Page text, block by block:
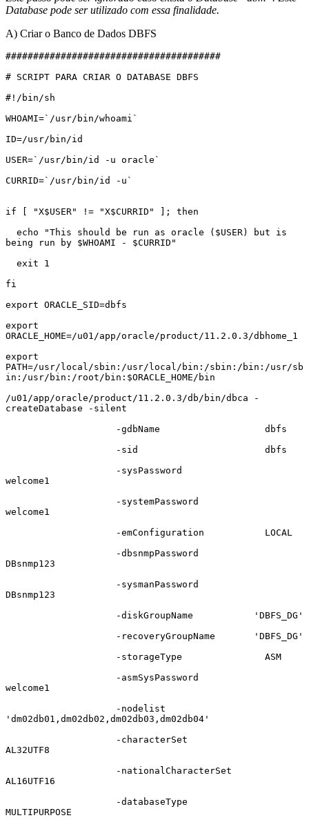
Database pode ser utilizado com essa finalidade.
A) Criar o Banco de Dados DBFS
#######################################
# SCRIPT PARA CRIAR O DATABASE DBFS
#!/bin/sh
WHOAMI=`/usr/bin/whoami`
ID=/usr/bin/id
USER=`/usr/bin/id -u oracle`
CURRID=`/usr/bin/id -u`
if [ "X$USER" != "X$CURRID" ]; then
echo "This should be run as oracle ($USER) but is
being run by $WHOAMI - $CURRID"
exit 1
fi
export ORACLE_SID=dbfs
export
ORACLE_HOME=/u01/app/oracle/product/11.2.0.3/dbhome_1
export
PATH=/usr/local/sbin:/usr/local/bin:/sbin:/bin:/usr/sb
in:/usr/bin:/root/bin:$ORACLE_HOME/bin
/u01/app/oracle/product/11.2.0.3/db/bin/dbca -
createDatabase -silent
-gdbName                   dbfs
-sid                       dbfs
-sysPassword
welcome1
-systemPassword
welcome1
-emConfiguration           LOCAL
-dbsnmpPassword
DBsnmp123
-sysmanPassword
DBsnmp123
-diskGroupName           'DBFS_DG'
-recoveryGroupName       'DBFS_DG'
-storageType               ASM
-asmSysPassword
welcome1
-nodelist
'dm02db01,dm02db02,dm02db03,dm02db04'
-characterSet
AL32UTF8
-nationalCharacterSet
AL16UTF16
-databaseType
MULTIPURPOSE